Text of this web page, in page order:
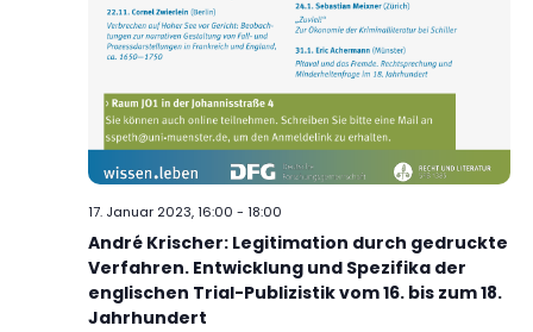
André Krischer: Legitimation durch gedruckte
Verfahren. Entwicklung und Spezifika der
englischen Trial-Publizistik vom 16. bis zum 18.
Jahrhundert
17. Januar 2023, 16:00 - 18:00